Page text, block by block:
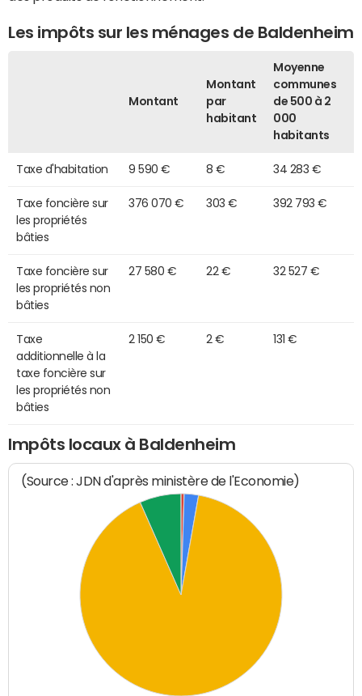
Les impôts sur les ménages de Baldenheim
Montant
Montant
par
habitant
Moyenne
communes
de 500 à 2
000
habitants
Taxe d'habitation 9 590 € 8 € 34 283 €
Taxe foncière sur
les propriétés
bâties
376 070 € 303 € 392 793 €
Taxe foncière sur
les propriétés non
bâties
27 580 € 22 € 32 527 €
Taxe
additionnelle à la
taxe foncière sur
les propriétés non
bâties
2 150 € 2 € 131 €
Impôts locaux à Baldenheim
(Source : JDN d'après ministère de l'Economie)